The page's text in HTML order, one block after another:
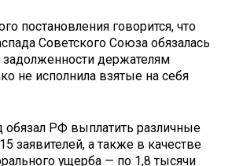
постановления говорится, что
Советского Союза обязалась
задолженности держателям
не исполнила взятые на себя
обязал РФ выплатить различные
заявителей, а также в качестве
ущерба — по 1,8 тысячи